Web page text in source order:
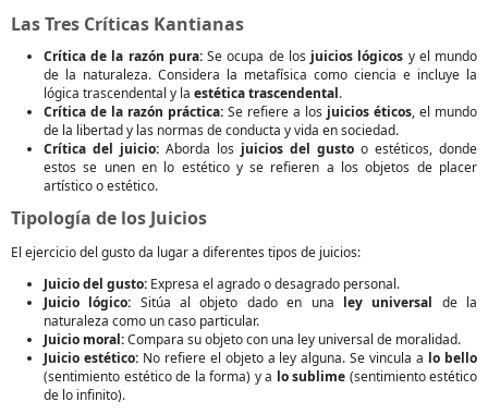
Las Tres Críticas Kantianas
Crítica de la razón pura:Se ocupa de los juicios lógicos y el mundo
de la naturaleza. Considera la metafísica como ciencia e incluye la
lógica trascendental y la estética trascendental.
Crítica de la razón práctica: Se refiere a los juicios éticos, el mundo
de la libertad y las normas de conducta y vida en sociedad.
Crítica del juicio: Aborda los juicios del gusto o estéticos, donde
estos se unen en lo estético y se refieren a los objetos de placer
artístico o estético.
Tipología de los Juicios
El ejercicio del gusto da lugar a diferentes tipos de juicios:
Juicio del gusto: Expresa el agrado o desagrado personal.
Juicio lógico: Sitúa al objeto dado en una ley universal de la
naturaleza como un caso particular.
Juicio moral:Compara su objeto con una ley universal de moralidad.
Juicio estético:No refiere el objeto a ley alguna. Se vincula a lo bello
(sentimiento estético de la forma) y a lo sublime (sentimiento estético
de lo infinito).